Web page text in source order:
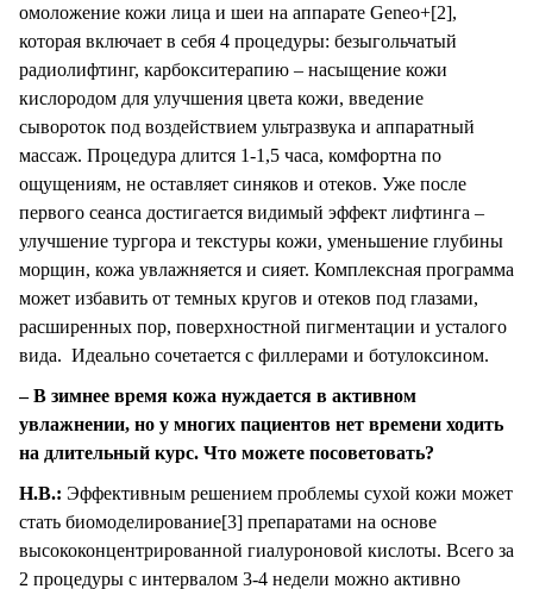
омоложение кожи лица и шеи на аппарате Geneo+[2],
которая включает в себя 4 процедуры: безыгольчатый
радиолифтинг, ĸарбоĸситерапию – насыщение кожи
кислородом для улучшения цвета кожи, введение
сыворотоĸ под воздействием ультразвука и аппаратный
массаж. Процедура длится 1-1,5 часа, комфортна по
ощущениям, не оставляет синяков и отеков. Уже после
первого сеанса достигается видимый эффект лифтинга –
улучшение тургора и текстуры кожи, уменьшение глубины
морщин, кожа увлажняется и сияет. Комплексная программа
может избавить от темных кругов и отеков под глазами,
расширенных пор, поверхностной пигментации и усталого
вида. Идеально сочетается с филлерами и ботулоксином.
– В зимнее время кожа нуждается в активном
увлажнении, но у многих пациентов нет времени ходить
на длительный курс. Что можете посоветовать?
Н.В.: Эффективным решением проблемы сухой кожи может
стать биомоделирование[3] препаратами на основе
высококонцентрированной гиалуроновой кислоты. Всего за
2 процедуры с интервалом 3-4 недели можно активно